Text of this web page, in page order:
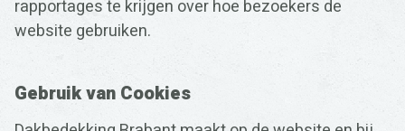
rapportages te krijgen over hoe bezoekers de
website gebruiken.
Gebruik van Cookies